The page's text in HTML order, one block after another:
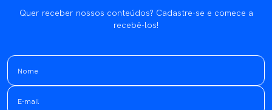
Quer receber nossos conteúdos? Cadastre-se e comece a
recebê-los!